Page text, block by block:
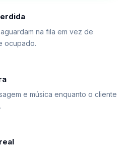
na fila em vez de
ocupado.
e música enquanto o cliente